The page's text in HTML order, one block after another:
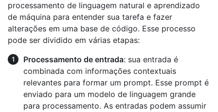
processamento de linguagem natural e aprendizado
de máquina para entender sua tarefa e fazer
alterações em uma base de código. Esse processo
pode ser dividido em várias etapas:
Processamento de entrada: sua entrada é
combinada com informações contextuais
relevantes para formar um prompt. Esse prompt é
enviado para um modelo de linguagem grande
para processamento. As entradas podem assumir